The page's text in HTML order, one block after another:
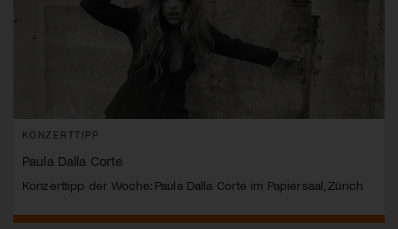
KONZERTTIPP
Paula Dalla Corte
Konzerttipp der Woche: Paula Dalla Corte im Papiersaal, Zürich